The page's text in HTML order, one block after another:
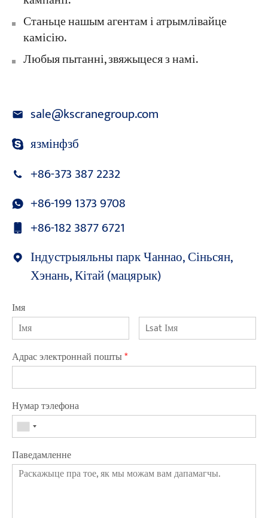
Станьце нашым агентам і атрымлівайце
камісію.
Любыя пытанні, звяжыцеся з намі.
sale@kscranegroup.com
язмінфзб
+86-373 387 2232
+86-199 1373 9708
+86-182 3877 6721
Індустрыяльны парк Чаннао, Сіньсян,
Хэнань, Кітай (мацярык)
Імя
Адрас электроннай пошты*
Нумар тэлефона
Паведамленне